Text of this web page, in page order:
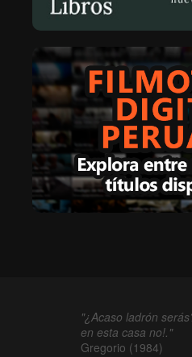
"¿Acaso ladrón
en esta casa no!."
Gregorio (1984)